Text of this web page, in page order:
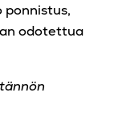
ponnistus,
odotettua